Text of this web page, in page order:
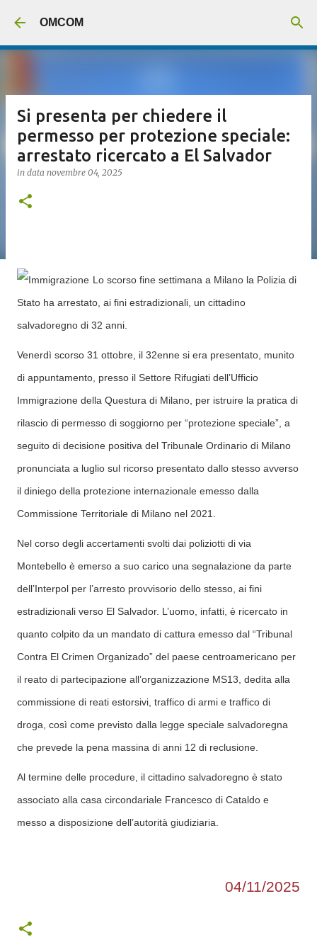
OMCOM
Si presenta per chiedere il
permesso per protezione speciale:
arrestato ricercato a El Salvador
in data novembre 04, 2025
Lo scorso fine settimana a Milano la Polizia di
Stato ha arrestato, ai fini estradizionali, un cittadino
salvadoregno di 32 anni.
Venerdì scorso 31 ottobre, il 32enne si era presentato, munito
di appuntamento, presso il Settore Rifugiati dell’Ufficio
Immigrazione della Questura di Milano, per istruire la pratica di
rilascio di permesso di soggiorno per “protezione speciale”, a
seguito di decisione positiva del Tribunale Ordinario di Milano
pronunciata a luglio sul ricorso presentato dallo stesso avverso
il diniego della protezione internazionale emesso dalla
Commissione Territoriale di Milano nel 2021.
Nel corso degli accertamenti svolti dai poliziotti di via
Montebello è emerso a suo carico una segnalazione da parte
dell’Interpol per l’arresto provvisorio dello stesso, ai fini
estradizionali verso El Salvador. L’uomo, infatti, è ricercato in
quanto colpito da un mandato di cattura emesso dal “Tribunal
Contra El Crimen Organizado” del paese centroamericano per
il reato di partecipazione all’organizzazione MS13, dedita alla
commissione di reati estorsivi, traffico di armi e traffico di
droga, così come previsto dalla legge speciale salvadoregna
che prevede la pena massina di anni 12 di reclusione.
Al termine delle procedure, il cittadino salvadoregno è stato
associato alla casa circondariale Francesco di Cataldo e
messo a disposizione dell’autorità giudiziaria.
04/11/2025